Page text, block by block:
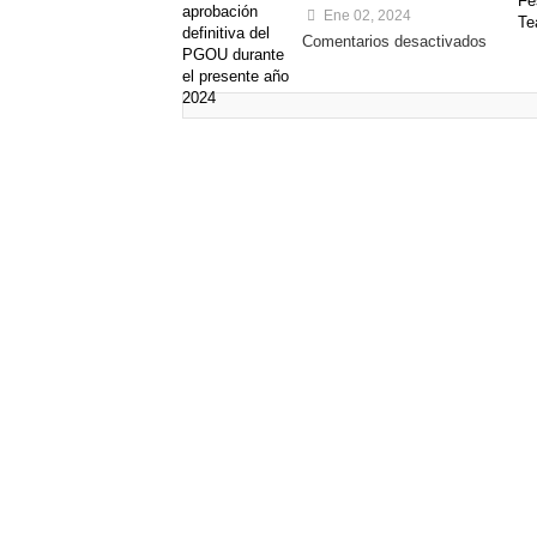
Ene 02, 2024
Comentarios desactivados